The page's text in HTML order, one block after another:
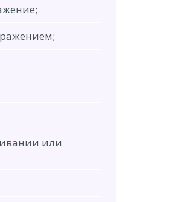
или